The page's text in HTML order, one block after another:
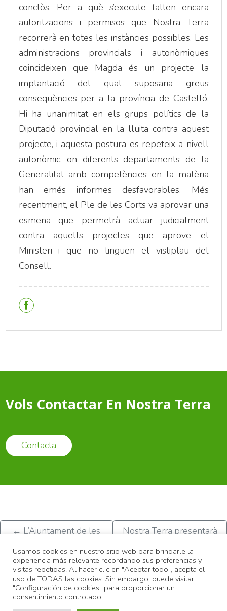
conclòs. Per a què s’execute falten encara
autoritzacions i permisos que Nostra Terra
recorrerà en totes les instàncies possibles. Les
administracions provincials i autonòmiques
coincideixen que Magda és un projecte la
implantació del qual suposaria greus
conseqüències per a la província de Castelló.
Hi ha unanimitat en els grups polítics de la
Diputació provincial en la lluita contra aquest
projecte, i aquesta postura es repeteix a nivell
autonòmic, on diferents departaments de la
Generalitat amb competències en la matèria
han emés informes desfavorables. Més
recentment, el Ple de les Corts va aprovar una
esmena que permetrà actuar judicialment
contra aquells projectes que aprove el
Ministeri i que no tinguen el vistiplau del
Consell.
Vols Contactar En Nostra Terra
Contacta
← L’Ajuntament de les
el sòl dedicat al Magda
Nostra Terra presentarà
nul·litat del Magda
© 2022Associació Nostra Terra |Diseño web Castellón
Usamos cookies en nuestro sitio web para brindarle la
experiencia más relevante recordando sus preferencias y
visitas repetidas. Al hacer clic en "Aceptar todo", acepta el
uso de TODAS las cookies. Sin embargo, puede visitar
"Configuración de cookies" para proporcionar un
consentimiento controlado.